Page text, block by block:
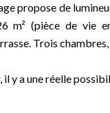
propose de
m² (pièce de vie
Trois
il y a une réelle